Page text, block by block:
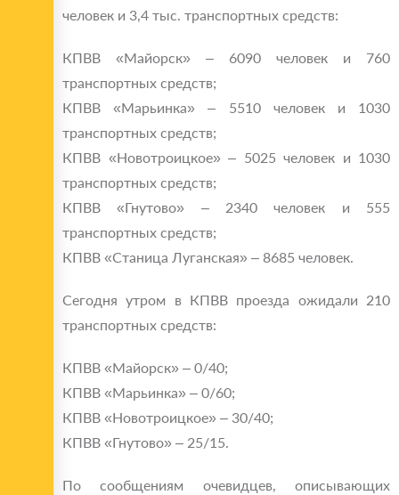
человек и 3,4 тыс. транспортных средств:
КПВВ «Майорск» – 6090 человек и 760
транспортных средств;
КПВВ «Марьинка» – 5510 человек и 1030
транспортных средств;
КПВВ «Новотроицкое» – 5025 человек и 1030
транспортных средств;
КПВВ «Гнутово» – 2340 человек и 555
транспортных средств;
КПВВ «Станица Луганская» – 8685 человек.
Сегодня утром в КПВВ проезда ожидали 210
транспортных средств:
КПВВ «Майорск» – 0/40;
КПВВ «Марьинка» – 0/60;
КПВВ «Новотроицкое» – 30/40;
КПВВ «Гнутово» – 25/15.
По сообщениям очевидцев, описывающих